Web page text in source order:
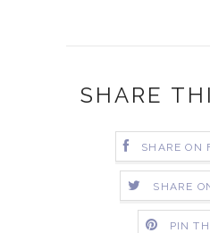
SHARE
SHARE ON
SHARE
PIN